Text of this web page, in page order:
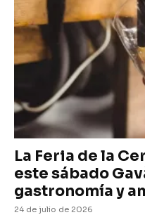
La Feria de la
este sábado
gastronomía y
24 de julio de 2026